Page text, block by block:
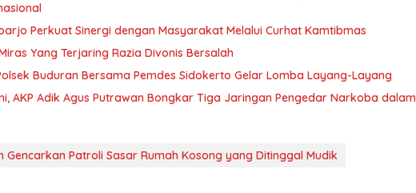
Perkuat Sinergi dengan Masyarakat Melalui Curhat Kamtibmas
Yang Terjaring Razia Divonis Bersalah
Buduran Bersama Pemdes Sidokerto Gelar Lomba Layang-Layang
AKP Adik Agus Putrawan Bongkar Tiga Jaringan Pengedar Narkoba dalam
Gencarkan Patroli Sasar Rumah Kosong yang Ditinggal Mudik